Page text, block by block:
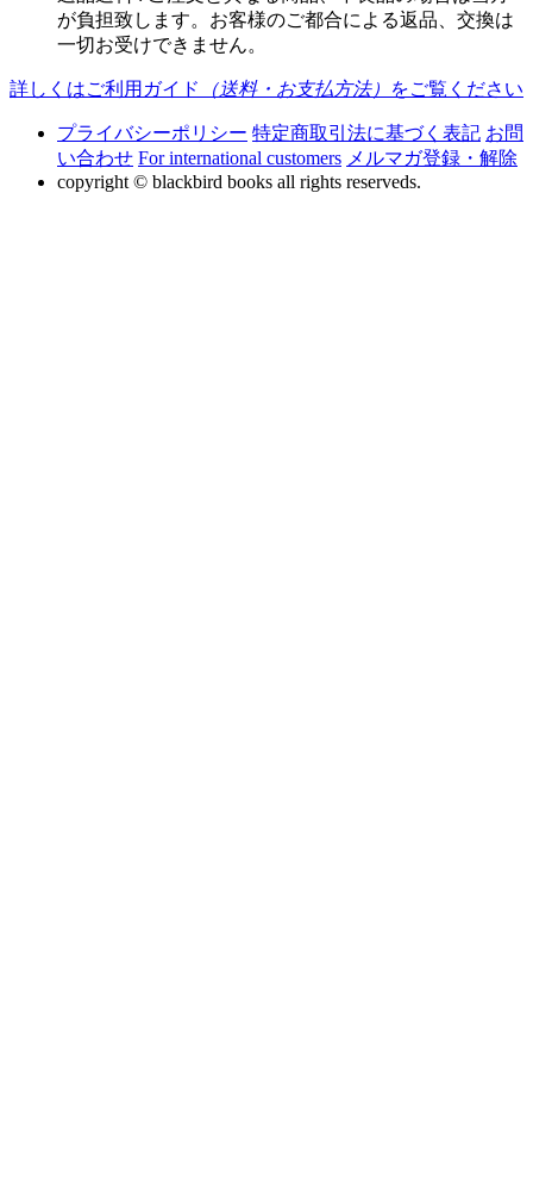
が負担致します。お客様のご都合による返品、交換は
一切お受けできません。
詳しくはご利用ガイド （送料・お支払方法） をご覧ください
プライバシーポリシー 特定商取引法に基づく表記 お問
い合わせ For international customers メルマガ登録・解除
copyright © blackbird books all rights reserveds.